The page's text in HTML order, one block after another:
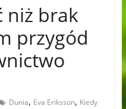
niż brak
przygód
Dunia, Eva Eriksson, Kiedy